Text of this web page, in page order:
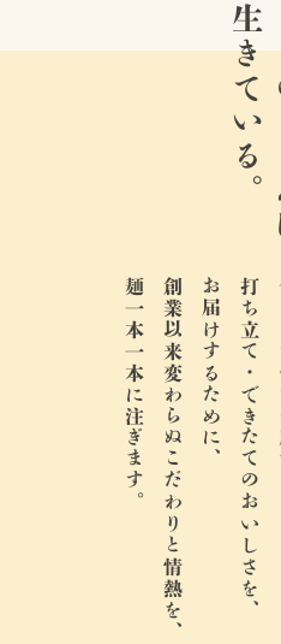
生きている。
打ち立て・できたてのおいしさを、
お届けするために、
創業以来変わらぬこだわりと情熱を、
麺一本一本に注ぎます。